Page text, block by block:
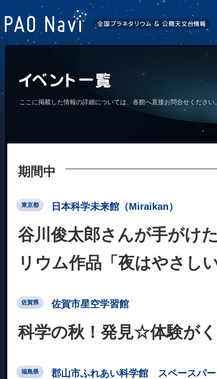
ここに掲載した情報の詳細については、各館へ直接お問合せくださ
期間中
東京都 日本科学未来館（Miraikan）
谷川俊太郎さんが手がけ
リウム作品「夜はやさし
佐賀県 佐賀市星空学習館
科学の秋！発見☆体験が
福島県 郡山市ふれあい科学館 スペースパ